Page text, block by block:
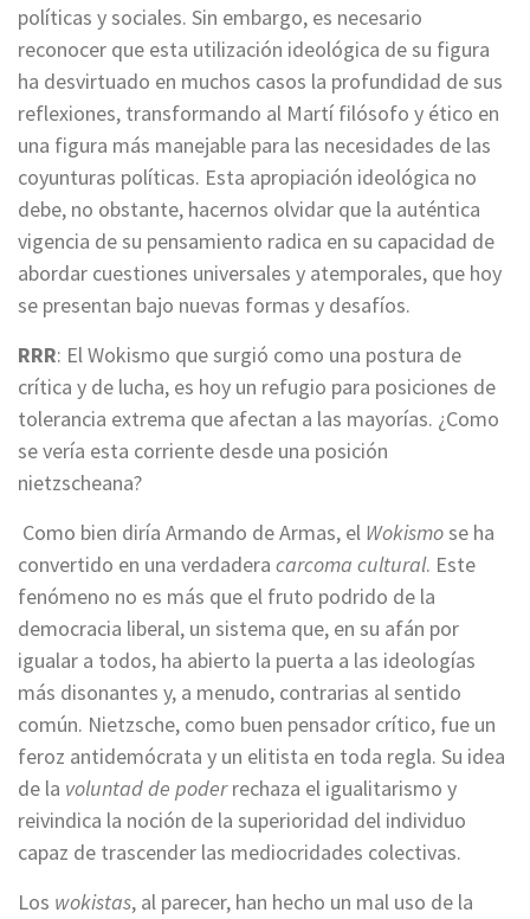
políticas y sociales. Sin embargo, es necesario
reconocer que esta utilización ideológica de su figura
ha desvirtuado en muchos casos la profundidad de sus
reflexiones, transformando al Martí filósofo y ético en
una figura más manejable para las necesidades de las
coyunturas políticas. Esta apropiación ideológica no
debe, no obstante, hacernos olvidar que la auténtica
vigencia de su pensamiento radica en su capacidad de
abordar cuestiones universales y atemporales, que hoy
se presentan bajo nuevas formas y desafíos.
RRR: El Wokismo que surgió como una postura de
crítica y de lucha, es hoy un refugio para posiciones de
tolerancia extrema que afectan a las mayorías. ¿Como
se vería esta corriente desde una posición
nietzscheana?
Como bien diría Armando de Armas, el Wokismose ha
convertido en una verdadera carcoma cultural. Este
fenómeno no es más que el fruto podrido de la
democracia liberal, un sistema que, en su afán por
igualar a todos, ha abierto la puerta a las ideologías
más disonantes y, a menudo, contrarias al sentido
común. Nietzsche, como buen pensador crítico, fue un
feroz antidemócrata y un elitista en toda regla. Su idea
de la voluntad de poderrechaza el igualitarismo y
reivindica la noción de la superioridad del individuo
capaz de trascender las mediocridades colectivas.
Los wokistas, al parecer, han hecho un mal uso de la